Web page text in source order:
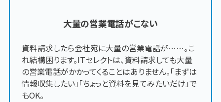
大量の営業電話がこない
資料請求したら会社宛に大量の営業電話が……。こ
れ結構困ります。ITセレクトは、資料請求しても大量
の営業電話がかかってくることはありません。「まずは
情報収集したい」「ちょっと資料を見てみたいだけ」で
もOK。